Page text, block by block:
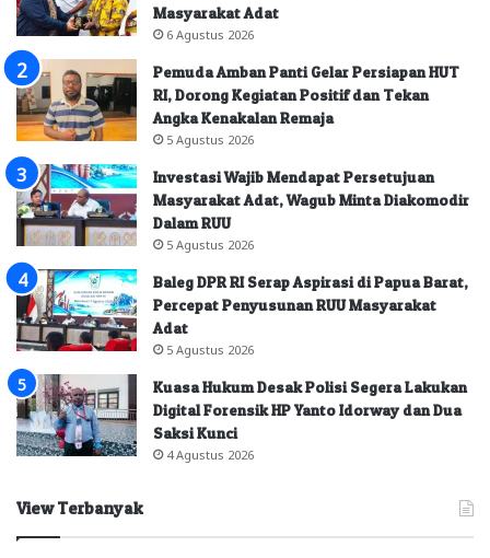
Masyarakat Adat
6 Agustus 2026
Pemuda Amban Panti Gelar Persiapan HUT
RI, Dorong Kegiatan Positif dan Tekan
Angka Kenakalan Remaja
5 Agustus 2026
Investasi Wajib Mendapat Persetujuan
Masyarakat Adat, Wagub Minta Diakomodir
Dalam RUU
5 Agustus 2026
Baleg DPR RI Serap Aspirasi di Papua Barat,
Percepat Penyusunan RUU Masyarakat
Adat
5 Agustus 2026
Kuasa Hukum Desak Polisi Segera Lakukan
Digital Forensik HP Yanto Idorway dan Dua
Saksi Kunci
4 Agustus 2026
View Terbanyak